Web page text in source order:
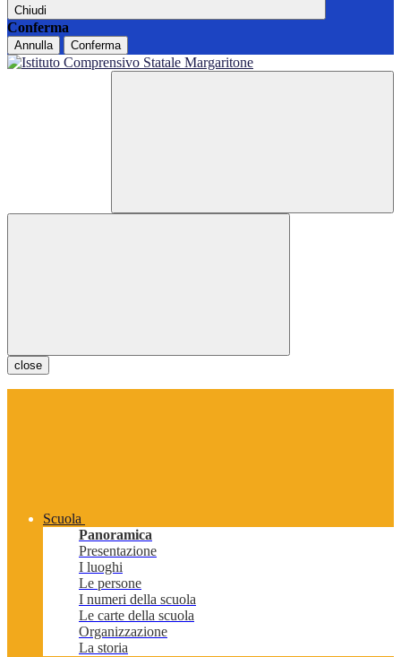
Chiudi
Conferma
Annulla Conferma
close
Scuola
Panoramica
Presentazione
I luoghi
Le persone
I numeri della scuola
Le carte della scuola
Organizzazione
La storia